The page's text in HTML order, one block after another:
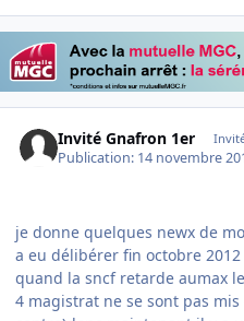
Invité Gnafron 1er
Publication: 14 novembre
je donne quelques newx de
a eu délibérer fin octobre
quand la sncf retarde aumax
4 magistrat ne se sont pas mis